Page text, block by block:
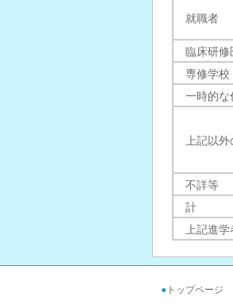
就職者
臨床研修
専修学校
一時的な
上記以
不詳等
計
上記進
● トップページ